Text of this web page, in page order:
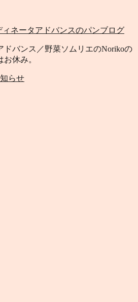
ドバンス／野菜ソムリエのNorikoの
休み。
らせ